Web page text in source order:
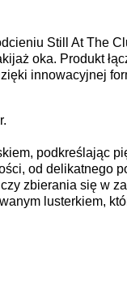
Still At The
oka. Produkt
innowacyjnej
podkreślając
od delikatnego
zbierania się w
lusterkiem,